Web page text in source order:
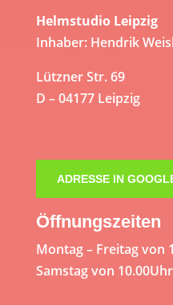
Helmstudio Leipzig
Inhaber: Hendrik
Lützner Str. 69
D – 04177 Leipzig
ADRESSE IN
Öffnungszeiten
Montag – Freitag von
Samstag von